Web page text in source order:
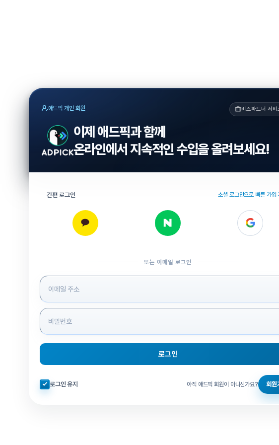
애드픽 개인 회원 비즈파트너 서비
이제 애드픽과 함께
온라인에서 지속적인 수입을 올려보세요!
간편 로그인 소셜 로그인으로 빠른 가입
또는 이메일 로그인
로그인 정보 입력
로그인
자동로그인 체크
로그인 유지 아직 애드픽 회원이 아니신가요? 회원